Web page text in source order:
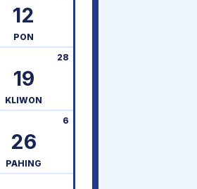
12
PON
19
28
KLIWON
26
6
PAHING